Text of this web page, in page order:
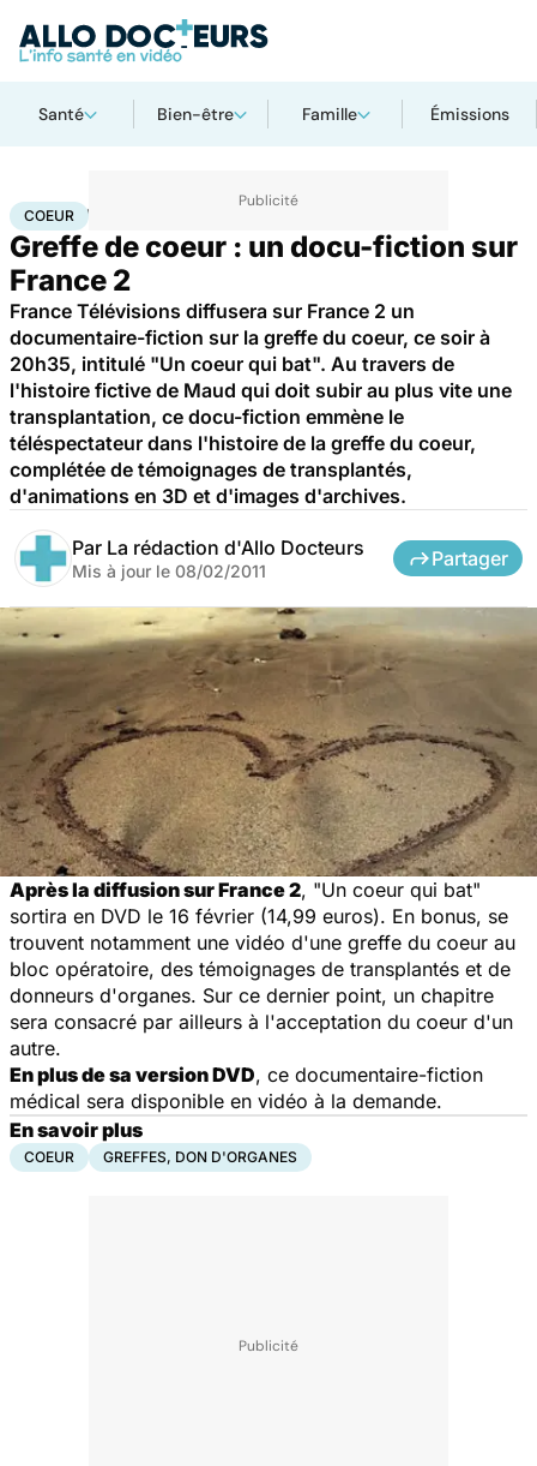
Santé Bien-être Famille Émissions
AccueilSanté Maladies cardiaques
COEUR
Greffe de coeur : un docu-fiction sur
France 2
France Télévisions diffusera sur France 2 un
documentaire-fiction sur la greffe du coeur, ce soir à
20h35, intitulé "Un coeur qui bat". Au travers de
l'histoire fictive de Maud qui doit subir au plus vite une
transplantation, ce docu-fiction emmène le
téléspectateur dans l'histoire de la greffe du coeur,
complétée de témoignages de transplantés,
d'animations en 3D et d'images d'archives.
Par La rédaction d'Allo Docteurs
Mis à jour le 08/02/2011
Partager
Après la diffusion sur France 2, "Un coeur qui bat"
sortira en DVD le 16 février (14,99 euros). En bonus, se
trouvent notamment une vidéo d'une greffe du coeur au
bloc opératoire, des témoignages de transplantés et de
donneurs d'organes. Sur ce dernier point, un chapitre
sera consacré par ailleurs à l'acceptation du coeur d'un
autre.
En plus de sa version DVD, ce documentaire-fiction
médical sera disponible en vidéo à la demande.
En savoir plus
COEUR GREFFES, DON D'ORGANES